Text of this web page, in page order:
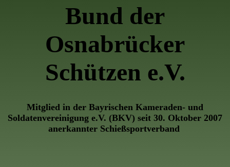
Bund der
Osnabrücker
Schützen e.V.
Mitglied in der Bayrischen Kameraden- und
Soldatenvereinigung e.V. (BKV) seit 30. Oktober 2007
anerkannter Schießsportverband